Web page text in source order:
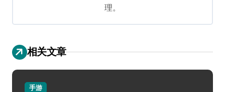
理。
相关文章
手游